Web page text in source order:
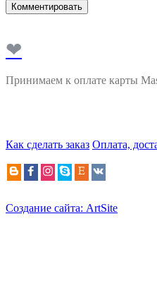
Комментировать
❤
Принимаем к оплате карты
Как сделать заказ Оплата,
Создание сайта: ArtSite